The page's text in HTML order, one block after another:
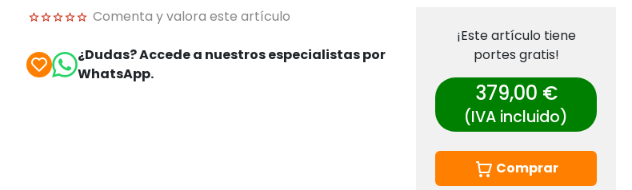
Comenta y valora este artículo
¿Dudas? Accede a nuestros especialistas por
WhatsApp.
¡Este artículo tiene
portes gratis!
379,00 €
(IVA incluido)
Comprar